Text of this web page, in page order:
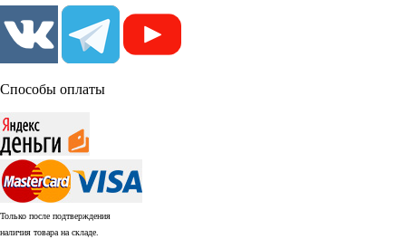
Способы оплаты
Только после подтверждения
наличия товара на складе.